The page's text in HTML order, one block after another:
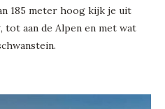
185 meter hoog kijk je uit
tot aan de Alpen en met wat